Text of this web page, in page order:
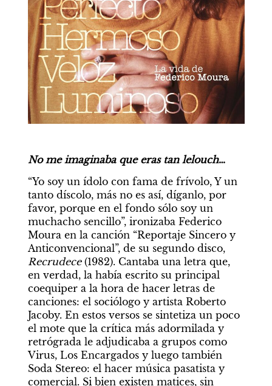
No me imaginaba que eras tan lelouch…
“Yo soy un ídolo con fama de frívolo, Y un
tanto díscolo, más no es así, díganlo, por
favor, porque en el fondo sólo soy un
muchacho sencillo”, ironizaba Federico
Moura en la canción “Reportaje Sincero y
Anticonvencional”, de su segundo disco,
Recrudece (1982). Cantaba una letra que,
en verdad, la había escrito su principal
coequiper a la hora de hacer letras de
canciones: el sociólogo y artista Roberto
Jacoby. En estos versos se sintetiza un poco
el mote que la crítica más adormilada y
retrógrada le adjudicaba a grupos como
Virus, Los Encargados y luego también
Soda Stereo: el hacer música pasatista y
comercial. Si bien existen matices, sin